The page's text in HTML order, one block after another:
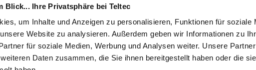
Blick... Ihre Privatsphäre bei Teltec
um Inhalte und Anzeigen zu personalisieren, Funktionen für soziale
Website zu analysieren. Außerdem geben wir Informationen zu
für soziale Medien, Werbung und Analysen weiter. Unsere
Daten zusammen, die Sie ihnen bereitgestellt haben oder die
12284356
ab Bestellung
Artikelnummer: 12252137
€ 222,74
Brutto: € 265,06
sofort ab Lager
-16%